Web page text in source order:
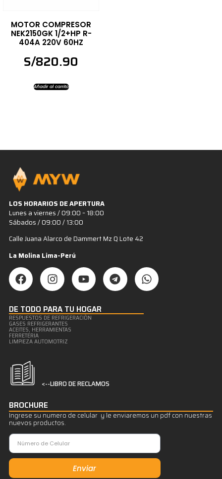
MOTOR COMPRESOR
NEK2150GK 1/2+HP R-
404A 220V 60HZ
S/820.90
Añadir al carrito
LOS HORARIOS DE APERTURA
Lunes a viernes / 09:00 – 18:00
Sábados / 09:00 / 13:00
Calle Juana Alarco de Dammert Mz Q Lote 42
La Molina Lima-Perú
DE TODO PARA TU HOGAR
RESPUESTOS DE REFRIGERACIÒN
GASES REFRIGERANTES
ACEITES, HERRAMIENTAS
FERRETERIA
LIMPIEZA AUTOMOTRIZ
<--LIBRO DE RECLAMOS
BROCHURE
Ingrese su numero de celular y le enviaremos un pdf con nuestras
nuevos productos.
Enviar